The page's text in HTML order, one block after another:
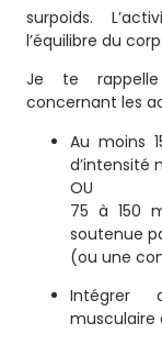
surpoids.
l’équilibre du
Je te rappelle
concernant les
Au moins
d’intensité
OU
75 à 150
soutenue
(ou une
Intégrer
musculaire